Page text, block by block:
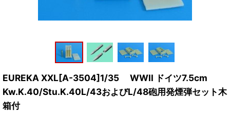
EUREKA XXL[A-3504]1/35 WWII ドイツ7.5cm
Kw.K.40/Stu.K.40L/43およびL/48砲用発煙弾セット木
箱付